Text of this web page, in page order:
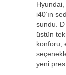
i40’ın
sundu.
üstün
konforu,
yeni